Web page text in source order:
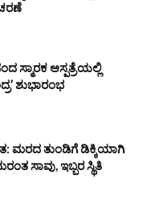
ಸ್ಮಾರಕ ಆಸ್ಪತ್ರೆಯಲ್ಲಿ
ಶುಭಾರಂಭ
ಮರದ ತುಂಡಿಗೆ ಡಿಕ್ಕಿಯಾಗಿ
ಸಾವು, ಇಬ್ಬರ ಸ್ಥಿತಿ